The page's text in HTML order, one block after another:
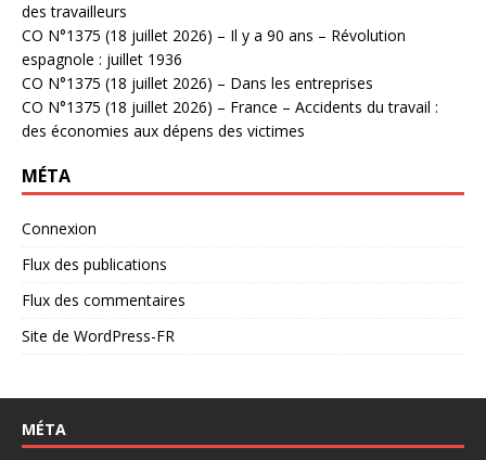
des travailleurs
CO N°1375 (18 juillet 2026) – Il y a 90 ans – Révolution
espagnole : juillet 1936
CO N°1375 (18 juillet 2026) – Dans les entreprises
CO N°1375 (18 juillet 2026) – France – Accidents du travail :
des économies aux dépens des victimes
MÉTA
Connexion
Flux des publications
Flux des commentaires
Site de WordPress-FR
MÉTA